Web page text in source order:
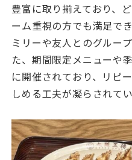
豊富に取り揃えており、
ーム重視の方でも満足で
ミリーや友人とのグルー
た、期間限定メニューや
に開催されており、リピ
しめる工夫が凝らされてい